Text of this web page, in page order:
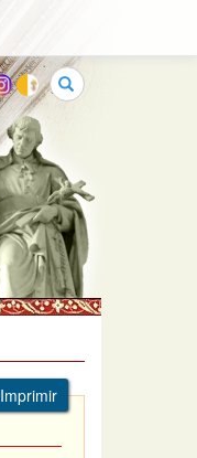
Buscar
Imprimir